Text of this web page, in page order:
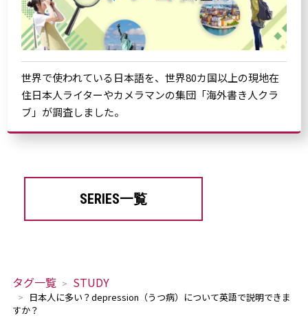
世界で使われている日本語を、世界80カ国以上の現地在
住日本人ライターやカメラマンの集団「海外書き人クラ
ブ」が調査しました。
SERIES一覧
タグ一覧 STUDY
日本人に多い？depression（うつ病）について英語で説明できま
すか？